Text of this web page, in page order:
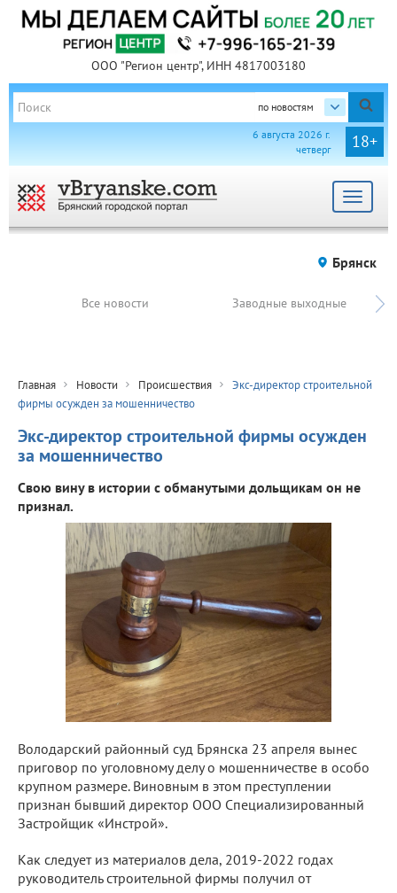
ООО "Регион центр", ИНН 4817003180
по новостям
18+
6 августа 2026 г.
четверг
Toggle
Брянск
Все новости Заводные выходные
Главная Новости Происшествия
Экс-директор строительной
фирмы осужден за мошенничество
Экс-директор строительной фирмы осужден
за мошенничество
Свою вину в истории с обманутыми дольщикам он не
признал.
Володарский районный суд Брянска 23 апреля вынес
приговор по уголовному делу о мошенничестве в особо
крупном размере. Виновным в этом преступлении
признан бывший директор ООО Специализированный
Застройщик «Инстрой».
Как следует из материалов дела, 2019-2022 годах
руководитель строительной фирмы получил от